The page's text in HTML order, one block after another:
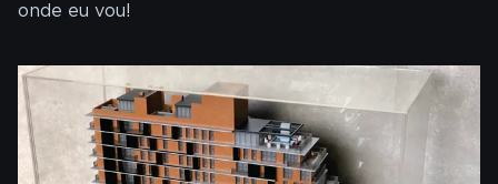
onde eu vou!